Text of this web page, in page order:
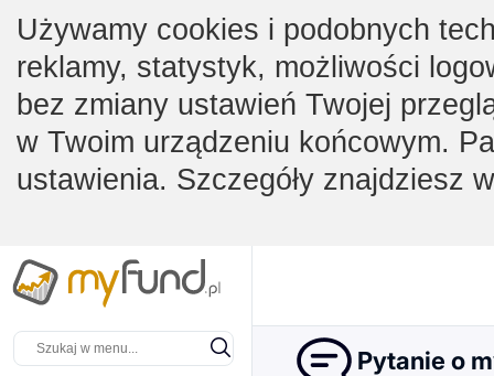
Używamy cookies i podobnych
reklamy, statystyk, możliwości
bez zmiany ustawień Twojej
w Twoim urządzeniu końcowym.
ustawienia. Szczegóły znajdziesz
Pytanie o